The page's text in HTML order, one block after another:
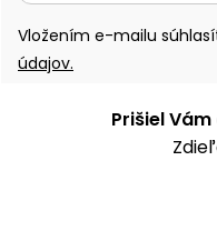
Vložením e-mailu
údajov.
Prišiel